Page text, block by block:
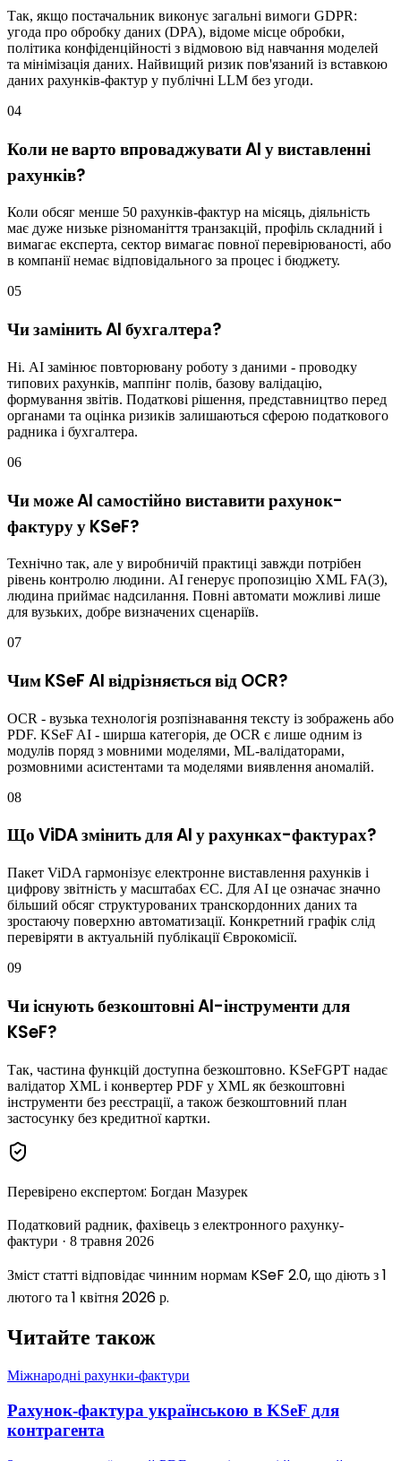
Так, якщо постачальник виконує загальні вимоги GDPR:
угода про обробку даних (DPA), відоме місце обробки,
політика конфіденційності з відмовою від навчання моделей
та мінімізація даних. Найвищий ризик пов'язаний із вставкою
даних рахунків-фактур у публічні LLM без угоди.
04
Коли не варто впроваджувати AI у виставленні
рахунків?
Коли обсяг менше 50 рахунків-фактур на місяць, діяльність
має дуже низьке різноманіття транзакцій, профіль складний і
вимагає експерта, сектор вимагає повної перевірюваності, або
в компанії немає відповідального за процес і бюджету.
05
Чи замінить AI бухгалтера?
Ні. AI замінює повторювану роботу з даними - проводку
типових рахунків, маппінг полів, базову валідацію,
формування звітів. Податкові рішення, представництво перед
органами та оцінка ризиків залишаються сферою податкового
радника і бухгалтера.
06
Чи може AI самостійно виставити рахунок-
фактуру у KSeF?
Технічно так, але у виробничій практиці завжди потрібен
рівень контролю людини. AI генерує пропозицію XML FA(3),
людина приймає надсилання. Повні автомати можливі лише
для вузьких, добре визначених сценаріїв.
07
Чим KSeF AI відрізняється від OCR?
OCR - вузька технологія розпізнавання тексту із зображень або
PDF. KSeF AI - ширша категорія, де OCR є лише одним із
модулів поряд з мовними моделями, ML-валідаторами,
розмовними асистентами та моделями виявлення аномалій.
08
Що ViDA змінить для AI у рахунках-фактурах?
Пакет ViDA гармонізує електронне виставлення рахунків і
цифрову звітність у масштабах ЄС. Для AI це означає значно
більший обсяг структурованих транскордонних даних та
зростаючу поверхню автоматизації. Конкретний графік слід
перевіряти в актуальній публікації Єврокомісії.
09
Чи існують безкоштовні AI-інструменти для
KSeF?
Так, частина функцій доступна безкоштовно. KSeFGPT надає
валідатор XML і конвертер PDF у XML як безкоштовні
інструменти без реєстрації, а також безкоштовний план
застосунку без кредитної картки.
Перевірено експертом: Богдан Мазурек
Податковий радник, фахівець з електронного рахунку-
фактури · 8 травня 2026
Зміст статті відповідає чинним нормам KSeF 2.0, що діють з 1
лютого та 1 квітня 2026 р.
Читайте також
Міжнародні рахунки-фактури
Рахунок-фактура українською в KSeF для
контрагента